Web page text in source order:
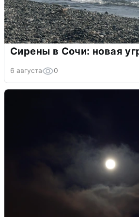
Сирены в Сочи: новая
6 августа 0